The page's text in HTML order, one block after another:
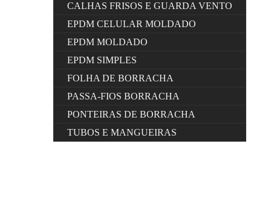
CALHAS FRISOS E GUARDA VENTO
EPDM CELULAR MOLDADO
EPDM MOLDADO
EPDM SIMPLES
FOLHA DE BORRACHA
PASSA-FIOS BORRACHA
PONTEIRAS DE BORRACHA
TUBOS E MANGUEIRAS